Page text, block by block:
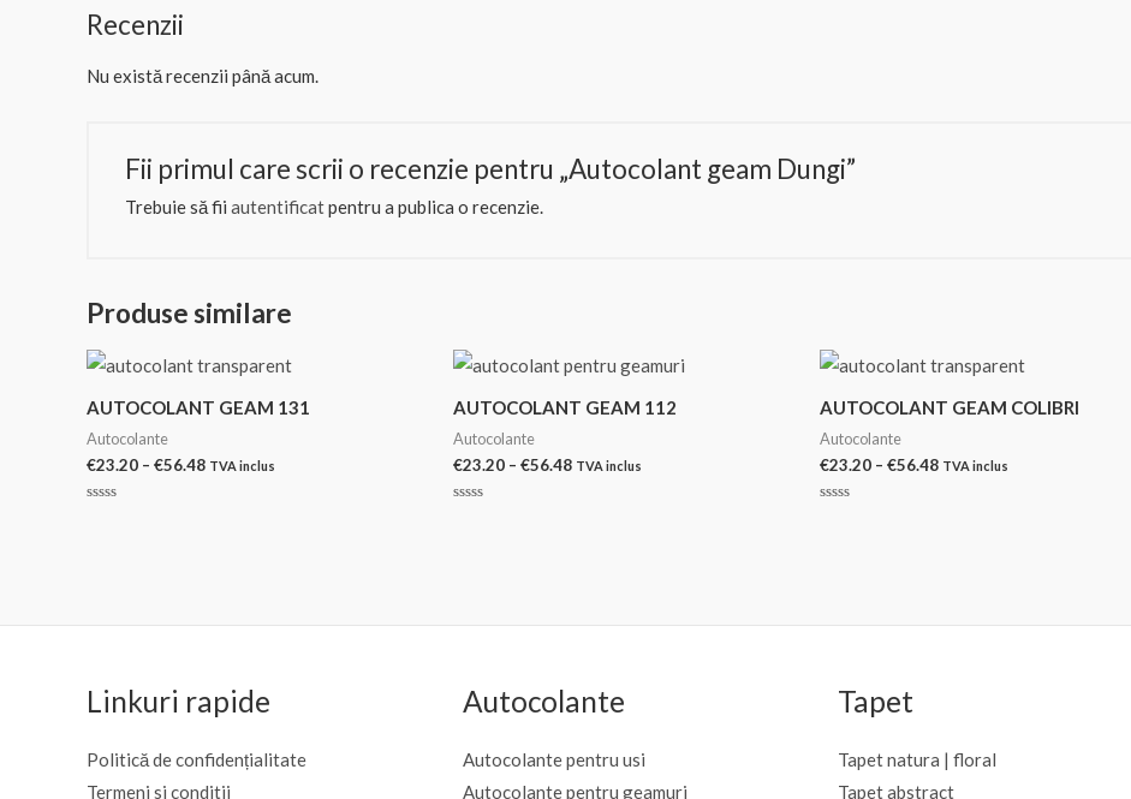
Recenzii
Nu există recenzii până acum.
Fii primul care scrii o recenzie pentru „Autocolant geam Dungi”
Trebuie să fii autentificatpentru a publica o recenzie.
Produse similare
AUTOCOLANT GEAM 131
Autocolante
€23.20 – €56.48Interval
TVA inclus
AUTOCOLANT GEAM 112
Autocolante
€23.20 – €56.48Interval
TVA inclus
AUTOCOLANT GEAM COLIBRI
Autocolante
€23.20 – €56.48Interval
TVA inclus
Linkuri rapide
Politică de confidențialitate
Termeni si conditii
Autocolante
Autocolante pentru usi
Autocolante pentru geamuri
Tapet
Tapet natura | floral
Tapet abstract